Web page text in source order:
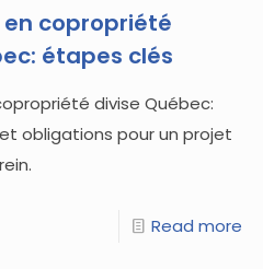
copropriété
étapes clés
divise Québec:
obligations pour un projet
Read more